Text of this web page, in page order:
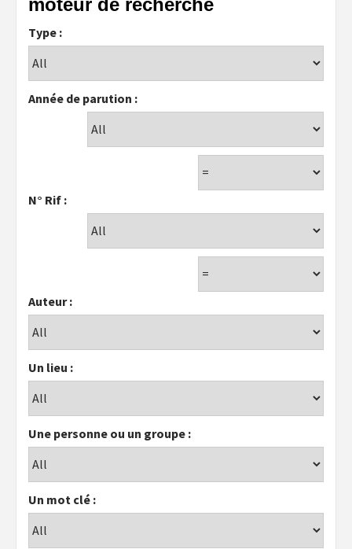
Type :
Année de parution :
N° Rif :
Auteur :
Un lieu :
Une personne ou un groupe :
Un mot clé :